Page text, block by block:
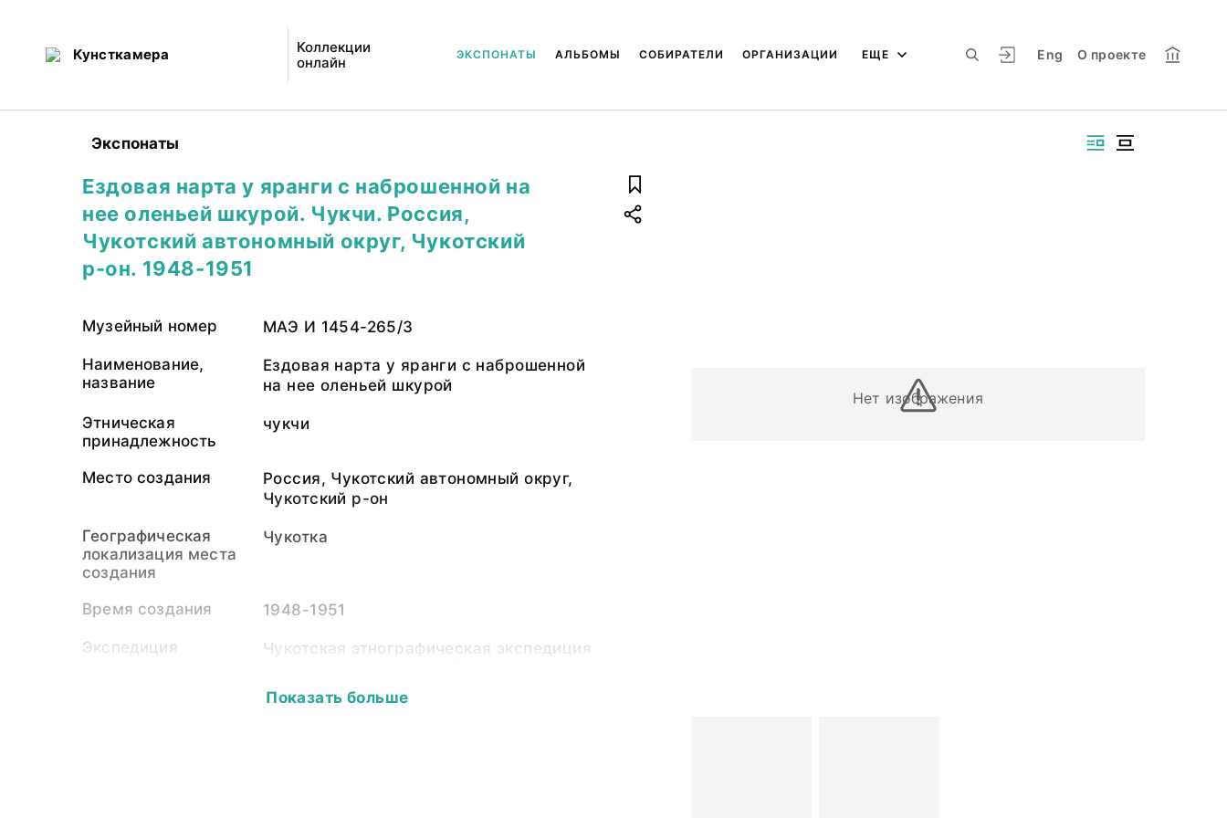
Кунсткамера
Коллекции
онлайн
Eng О проекте
ЭКСПОНАТЫ АЛЬБОМЫ СОБИРАТЕЛИ ОРГАНИЗАЦИИ ЕЩЕ
Экспонаты
Нет изображения
Ездовая нарта у яранги с наброшенной на
нее оленьей шкурой. Чукчи. Россия,
Чукотский автономный округ, Чукотский
р-он. 1948-1951
Музейный номер МАЭ И 1454-265/3
Наименование,
название
Ездовая нарта у яранги с наброшенной
на нее оленьей шкурой
Этническая
принадлежность
чукчи
Место создания
Россия, Чукотский автономный округ,
Чукотский р-он
Географическая
локализация места
создания
Чукотка
Время создания 1948-1951
Экспедиция
Чукотская этнографическая экспедиция
СССР (1948-1951)
Показать больше